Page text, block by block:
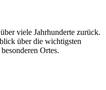
viele Jahr­hunderte zurück.
über die wichtigsten
Ortes.